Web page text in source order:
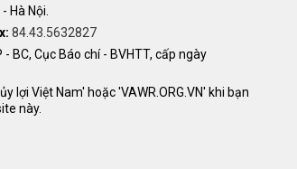
Hà Nội.
84.43.5632827
- BC, Cục Báo chí - BVHTT, cấp ngày
lợi Việt Nam' hoặc 'VAWR.ORG.VN' khi bạn
này.